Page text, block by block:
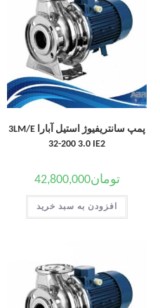
پمپ سانتریفیوژ استیل آبارا 3LM/E
32-200 3.0 IE2
تومان42,800,000
افزودن به سبد خرید